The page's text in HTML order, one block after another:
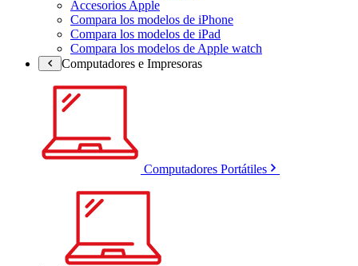
Accesorios Apple
Compara los modelos de iPhone
Compara los modelos de iPad
Compara los modelos de Apple watch
Computadores e Impresoras
Computadores Portátiles